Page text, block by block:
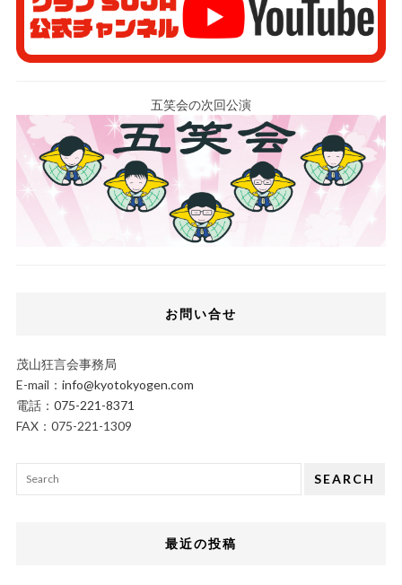
五笑会の次回公演
お問い合せ
茂山狂言会事務局
E-mail： info@kyotokyogen.com
電話： 075-221-8371
FAX：075-221-1309
SEARCH
最近の投稿